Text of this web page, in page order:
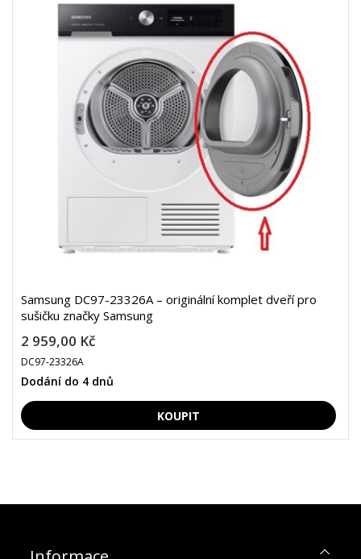
Samsung DC97-23326A – originální komplet dveří pro
sušičku značky Samsung
2 959,00 Kč
DC97-23326A
Dodání do 4 dnů